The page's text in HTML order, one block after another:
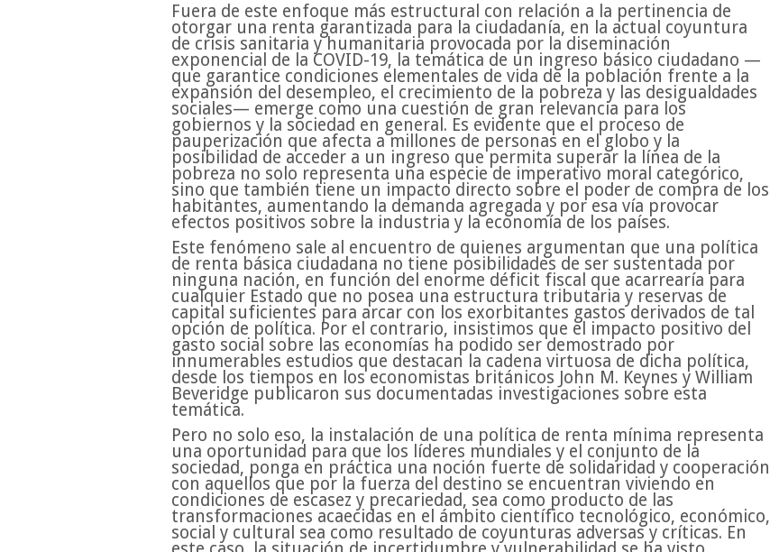
Fuera de este enfoque más estructural con relación a la pertinencia de
otorgar una renta garantizada para la ciudadanía, en la actual coyuntura
de crisis sanitaria y humanitaria provocada por la diseminación
exponencial de la COVID-19, la temática de un ingreso básico ciudadano —
que garantice condiciones elementales de vida de la población frente a la
expansión del desempleo, el crecimiento de la pobreza y las desigualdades
sociales— emerge como una cuestión de gran relevancia para los
gobiernos y la sociedad en general. Es evidente que el proceso de
pauperización que afecta a millones de personas en el globo y la
posibilidad de acceder a un ingreso que permita superar la línea de la
pobreza no solo representa una especie de imperativo moral categórico,
sino que también tiene un impacto directo sobre el poder de compra de los
habitantes, aumentando la demanda agregada y por esa vía provocar
efectos positivos sobre la industria y la economía de los países.
Este fenómeno sale al encuentro de quienes argumentan que una política
de renta básica ciudadana no tiene posibilidades de ser sustentada por
ninguna nación, en función del enorme déficit fiscal que acarrearía para
cualquier Estado que no posea una estructura tributaria y reservas de
capital suficientes para arcar con los exorbitantes gastos derivados de tal
opción de política. Por el contrario, insistimos que el impacto positivo del
gasto social sobre las economías ha podido ser demostrado por
innumerables estudios que destacan la cadena virtuosa de dicha política,
desde los tiempos en los economistas británicos John M. Keynes y William
Beveridge publicaron sus documentadas investigaciones sobre esta
temática.
Pero no solo eso, la instalación de una política de renta mínima representa
una oportunidad para que los líderes mundiales y el conjunto de la
sociedad, ponga en práctica una noción fuerte de solidaridad y cooperación
con aquellos que por la fuerza del destino se encuentran viviendo en
condiciones de escasez y precariedad, sea como producto de las
transformaciones acaecidas en el ámbito científico tecnológico, económico,
social y cultural sea como resultado de coyunturas adversas y críticas. En